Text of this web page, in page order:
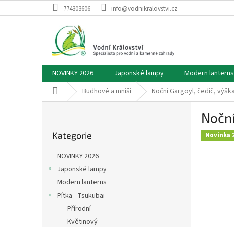
na
774303606 info@vodnikralovstvi.cz
NOVINKY 2026 Japonské lampy Modern lanterns
Domů Budhové a mniši Noční Gargoyl, čedič,
kategorie
Kategorie
NOVINKY 2026
Japonské lampy
Modern lanterns
Pítka - Tsukubai
Přírodní
Květinový
Novinka